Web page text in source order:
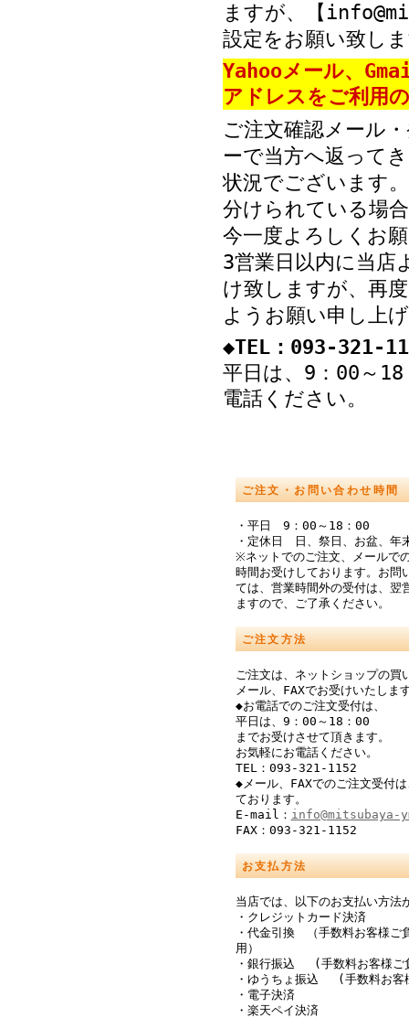
ますが、【
設定をお願い致し
Yahooメール、
アドレスをご利用
ご注文確認メール
ーで当方へ返って
状況でございます
分けられている場
今一度よろしくお
3営業日以内に当店
け致しますが、再
ようお願い申し上
◆TEL：093-321-
平日は、9：00～
電話ください。
ご注文・お問い合わせ時間
・平日 9：00～18：00
・定休日 日、祭日、お盆、年
※ネットでのご注文、メールで
時間お受けしております。お問
ては、営業時間外の受付は、翌
ますので、ご了承ください。
ご注文方法
ご注文は、ネットショップの買
メール、FAXでお受けいたしま
◆お電話でのご注文受付は、
平日は、9：00～18：00
までお受けさせて頂きます。
お気軽にお電話ください。
TEL：093-321-1152
◆メール、FAXでのご注文受付
ております。
E-mail： info@mitsubaya-
FAX：093-321-1152
お支払方法
当店では、以下のお支払い方法
・クレジットカード決済
・代金引換 （手数料お客様ご
用）
・銀行振込 (手数料お客様ご
・ゆうちょ振込 (手数料お客
・電子決済
・楽天ペイ決済